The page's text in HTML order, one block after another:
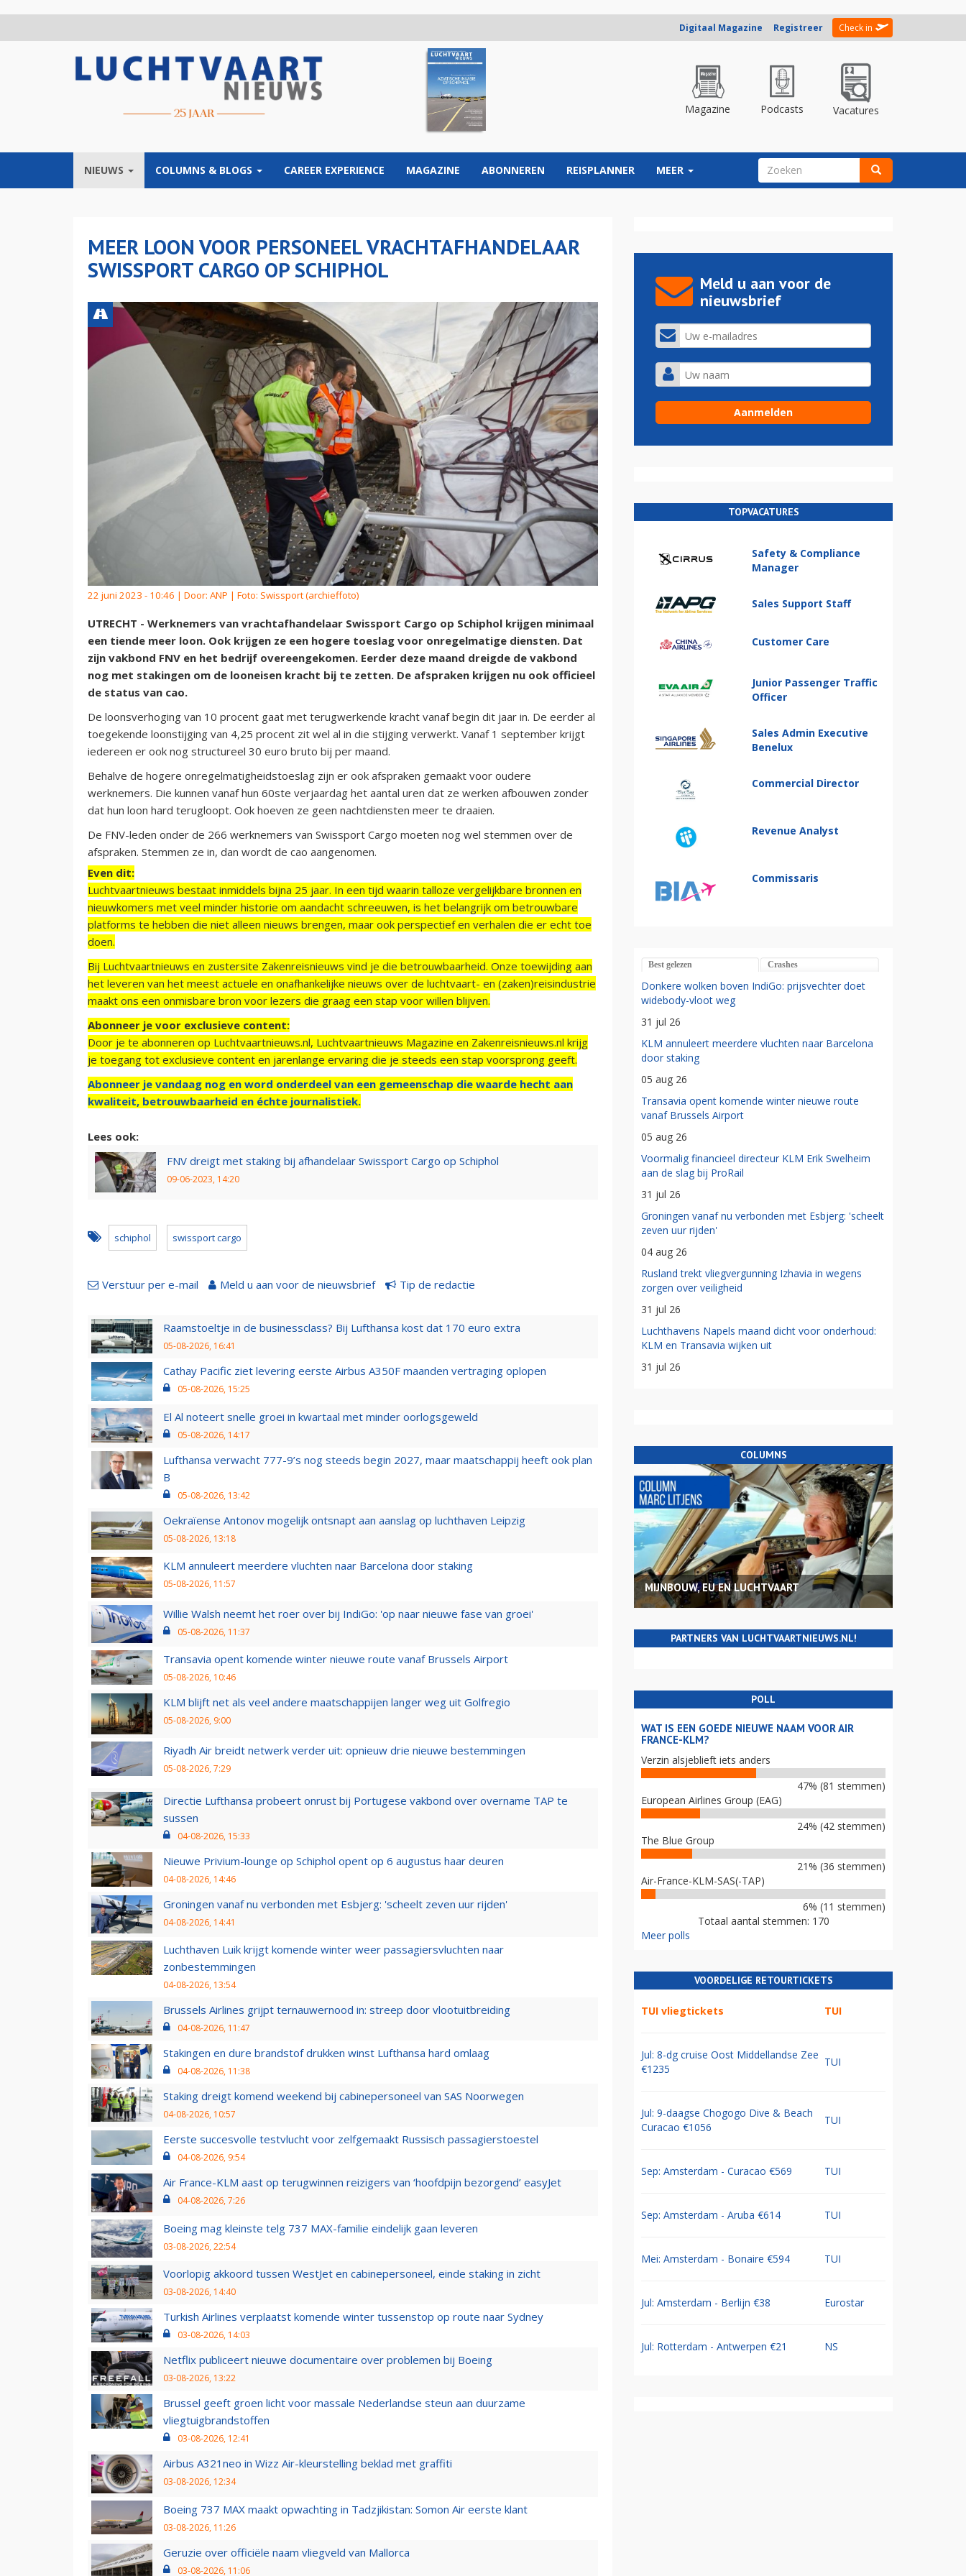
Digitaal Magazine Registreer Check in
Magazine Podcasts Vacatures
NIEUWS COLUMNS & BLOGS CAREER EXPERIENCE MAGAZINE ABONNEREN REISPLANNER MEER ZOEKVELD
MEER LOON VOOR PERSONEEL VRACHTAFHANDELAAR
SWISSPORT CARGO OP SCHIPHOL
22 juni 2023 - 10:46 | Door: ANP | Foto: Swissport (archieffoto)
UTRECHT - Werknemers van vrachtafhandelaar Swissport Cargo op Schiphol krijgen minimaal
een tiende meer loon. Ook krijgen ze een hogere toeslag voor onregelmatige diensten. Dat
zijn vakbond FNV en het bedrijf overeengekomen. Eerder deze maand dreigde de vakbond
nog met stakingen om de looneisen kracht bij te zetten. De afspraken krijgen nu ook officieel
de status van cao.
De loonsverhoging van 10 procent gaat met terugwerkende kracht vanaf begin dit jaar in. De eerder al
toegekende loonstijging van 4,25 procent zit wel al in die stijging verwerkt. Vanaf 1 september krijgt
iedereen er ook nog structureel 30 euro bruto bij per maand.
Behalve de hogere onregelmatigheidstoeslag zijn er ook afspraken gemaakt voor oudere
werknemers. Die kunnen vanaf hun 60ste verjaardag het aantal uren dat ze werken afbouwen zonder
dat hun loon hard terugloopt. Ook hoeven ze geen nachtdiensten meer te draaien.
De FNV-leden onder de 266 werknemers van Swissport Cargo moeten nog wel stemmen over de
afspraken. Stemmen ze in, dan wordt de cao aangenomen.
Even dit:
Luchtvaartnieuws bestaat inmiddels bijna 25 jaar. In een tijd waarin talloze vergelijkbare bronnen en
nieuwkomers met veel minder historie om aandacht schreeuwen, is het belangrijk om betrouwbare
platforms te hebben die niet alleen nieuws brengen, maar ook perspectief en verhalen die er echt toe
doen.
Bij Luchtvaartnieuws en zustersite Zakenreisnieuws vind je die betrouwbaarheid. Onze toewijding aan
het leveren van het meest actuele en onafhankelijke nieuws over de luchtvaart- en (zaken)reisindustrie
maakt ons een onmisbare bron voor lezers die graag een stap voor willen blijven.
Abonneer je voor exclusieve content:
Door je te abonneren op Luchtvaartnieuws.nl, Luchtvaartnieuws Magazine en Zakenreisnieuws.nl krijg
je toegang tot exclusieve content en jarenlange ervaring die je steeds een stap voorsprong geeft.
Abonneer je vandaag nog en word onderdeel van een gemeenschap die waarde hecht aan
kwaliteit, betrouwbaarheid en échte journalistiek.
Lees ook:
FNV dreigt met staking bij afhandelaar Swissport Cargo op Schiphol
09-06-2023, 14:20
schiphol swissport cargo
Verstuur per e-mail Meld u aan voor de nieuwsbrief Tip de redactie
Raamstoeltje in de businessclass? Bij Lufthansa kost dat 170 euro extra
05-08-2026, 16:41
Cathay Pacific ziet levering eerste Airbus A350F maanden vertraging oplopen
05-08-2026, 15:25
El Al noteert snelle groei in kwartaal met minder oorlogsgeweld
05-08-2026, 14:17
Lufthansa verwacht 777-9’s nog steeds begin 2027, maar maatschappij heeft ook plan
B
05-08-2026, 13:42
Oekraïense Antonov mogelijk ontsnapt aan aanslag op luchthaven Leipzig
05-08-2026, 13:18
KLM annuleert meerdere vluchten naar Barcelona door staking
05-08-2026, 11:57
Willie Walsh neemt het roer over bij IndiGo: 'op naar nieuwe fase van groei'
05-08-2026, 11:37
Transavia opent komende winter nieuwe route vanaf Brussels Airport
05-08-2026, 10:46
KLM blijft net als veel andere maatschappijen langer weg uit Golfregio
05-08-2026, 9:00
Riyadh Air breidt netwerk verder uit: opnieuw drie nieuwe bestemmingen
05-08-2026, 7:29
Directie Lufthansa probeert onrust bij Portugese vakbond over overname TAP te
sussen
04-08-2026, 15:33
Nieuwe Privium-lounge op Schiphol opent op 6 augustus haar deuren
04-08-2026, 14:46
Groningen vanaf nu verbonden met Esbjerg: 'scheelt zeven uur rijden'
04-08-2026, 14:41
Luchthaven Luik krijgt komende winter weer passagiersvluchten naar
zonbestemmingen
04-08-2026, 13:54
Brussels Airlines grijpt ternauwernood in: streep door vlootuitbreiding
04-08-2026, 11:47
Stakingen en dure brandstof drukken winst Lufthansa hard omlaag
04-08-2026, 11:38
Staking dreigt komend weekend bij cabinepersoneel van SAS Noorwegen
04-08-2026, 10:57
Eerste succesvolle testvlucht voor zelfgemaakt Russisch passagierstoestel
04-08-2026, 9:54
Air France-KLM aast op terugwinnen reizigers van ‘hoofdpijn bezorgend’ easyJet
04-08-2026, 7:26
Boeing mag kleinste telg 737 MAX-familie eindelijk gaan leveren
03-08-2026, 22:54
Voorlopig akkoord tussen WestJet en cabinepersoneel, einde staking in zicht
03-08-2026, 14:40
Turkish Airlines verplaatst komende winter tussenstop op route naar Sydney
03-08-2026, 14:03
Netflix publiceert nieuwe documentaire over problemen bij Boeing
03-08-2026, 13:22
Brussel geeft groen licht voor massale Nederlandse steun aan duurzame
vliegtuigbrandstoffen
03-08-2026, 12:41
Airbus A321neo in Wizz Air-kleurstelling beklad met graffiti
03-08-2026, 12:34
Boeing 737 MAX maakt opwachting in Tadzjikistan: Somon Air eerste klant
03-08-2026, 11:26
Geruzie over officiële naam vliegveld van Mallorca
03-08-2026, 11:06
Meld u aan voor de
nieuwsbrief
TOPVACATURES
Safety & Compliance
Manager
Sales Support Staff
Customer Care
Junior Passenger Traffic
Officer
Sales Admin Executive
Benelux
Commercial Director
Revenue Analyst
Commissaris
Best gelezen Crashes
Donkere wolken boven IndiGo: prijsvechter doet
widebody-vloot weg
31 jul 26
KLM annuleert meerdere vluchten naar Barcelona
door staking
05 aug 26
Transavia opent komende winter nieuwe route
vanaf Brussels Airport
05 aug 26
Voormalig financieel directeur KLM Erik Swelheim
aan de slag bij ProRail
31 jul 26
Groningen vanaf nu verbonden met Esbjerg: 'scheelt
zeven uur rijden'
04 aug 26
Rusland trekt vliegvergunning Izhavia in wegens
zorgen over veiligheid
31 jul 26
Luchthavens Napels maand dicht voor onderhoud:
KLM en Transavia wijken uit
31 jul 26
COLUMNS
MIJNBOUW, EU EN LUCHTVAART
PARTNERS VAN LUCHTVAARTNIEUWS.NL!
POLL
WAT IS EEN GOEDE NIEUWE NAAM VOOR AIR
FRANCE-KLM?
Verzin alsjeblieft iets anders
47% (81 stemmen)
European Airlines Group (EAG)
24% (42 stemmen)
The Blue Group
21% (36 stemmen)
Air-France-KLM-SAS(-TAP)
6% (11 stemmen)
Totaal aantal stemmen: 170
Meer polls
VOORDELIGE RETOURTICKETS
TUI vliegtickets TUI
Jul: 8-dg cruise Oost Middellandse Zee
€1235
TUI
Jul: 9-daagse Chogogo Dive & Beach
Curacao €1056
TUI
Sep: Amsterdam - Curacao €569 TUI
Sep: Amsterdam - Aruba €614 TUI
Mei: Amsterdam - Bonaire €594 TUI
Jul: Amsterdam - Berlijn €38 Eurostar
Jul: Rotterdam - Antwerpen €21 NS